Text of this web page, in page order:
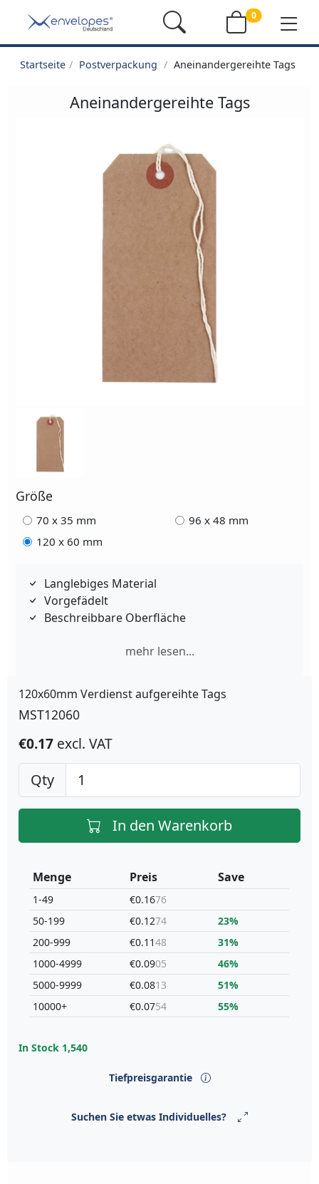
0
Startseite Postverpackung Aneinandergereihte Tags
Aneinandergereihte Tags
Größe
70 x 35 mm
96 x 48 mm
120 x 60 mm
Langlebiges Material
Vorgefädelt
Beschreibbare Oberfläche
mehr lesen...
120x60mm Verdienst aufgereihte Tags
MST12060
€0.17 excl. VAT
Qty
In den Warenkorb
Menge
1-49
50-199
200-999
1000-4999
5000-9999
10000+
Preis
€0.1676
€0.1274
€0.1148
€0.0905
€0.0813
€0.0754
Save
23%
31%
46%
51%
55%
In Stock 1,540
Tiefpreisgarantie
Suchen Sie etwas Individuelles?